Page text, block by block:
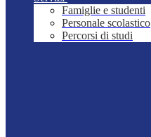
Famiglie e studenti
Personale scolastico
Percorsi di studi